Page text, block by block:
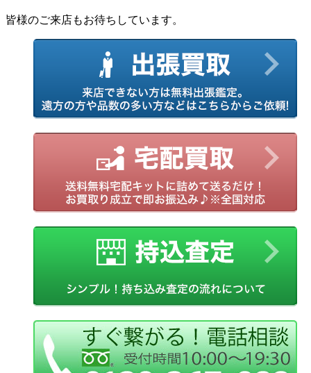
皆様のご来店もお待ちしています。